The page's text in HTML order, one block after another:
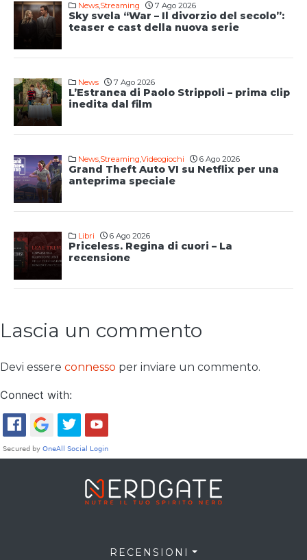
News,Streaming 7 Ago 2026
Sky svela “War – Il divorzio del secolo”:
teaser e cast della nuova serie
News 7 Ago 2026
L’Estranea di Paolo Strippoli – prima clip
inedita dal film
News,Streaming,Videogiochi 6 Ago 2026
Grand Theft Auto VI su Netflix per una
anteprima speciale
Libri 6 Ago 2026
Priceless. Regina di cuori – La
recensione
Lascia un commento
Devi essere connesso per inviare un commento.
Connect with:
RECENSIONI